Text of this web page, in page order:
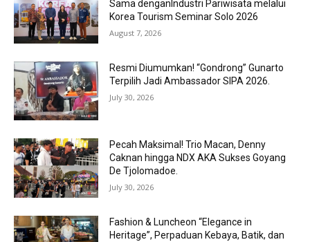
Sama denganIndustri Pariwisata melalui
Korea Tourism Seminar Solo 2026
August 7, 2026
Resmi Diumumkan! “Gondrong” Gunarto
Terpilih Jadi Ambassador SIPA 2026.
July 30, 2026
Pecah Maksimal! Trio Macan, Denny
Caknan hingga NDX AKA Sukses Goyang
De Tjolomadoe.
July 30, 2026
Fashion & Luncheon “Elegance in
Heritage”, Perpaduan Kebaya, Batik, dan